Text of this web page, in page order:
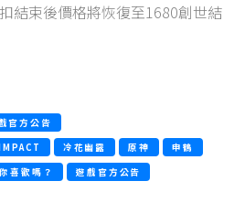
結束後價格將恢復至1680創世結
官方公告
冷花幽露 原神
申鶴
喜歡嗎？ 遊戲官方公告